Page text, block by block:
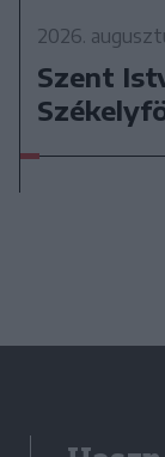
2026.
Szent